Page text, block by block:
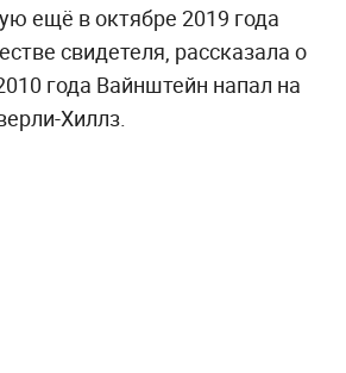
ещё в октябре 2019 года
свидетеля, рассказала о
года Вайнштейн напал на
Хиллз.